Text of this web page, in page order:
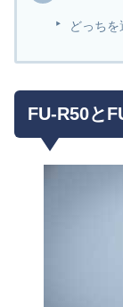
どっちを
FU-R50と